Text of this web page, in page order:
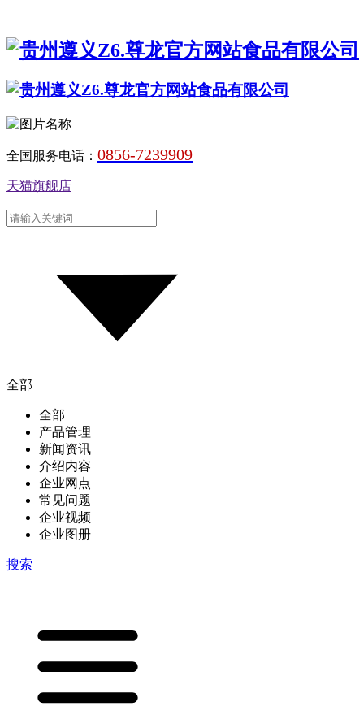
全国服务电话： 0856-7239909
天猫旗舰店
全部
全部
产品管理
新闻资讯
介绍内容
企业网点
常见问题
企业视频
企业图册
搜索